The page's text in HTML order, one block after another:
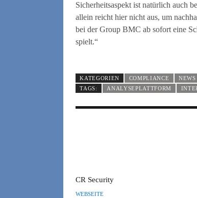
Sicherheitsaspekt ist natürlich auch
allein reicht hier nicht aus, um
bei der Group BMC ab sofort eine
spielt.“
KATEGORIEN COMPLIANCE NEWS
TAGS:
ANALYSEPLATTFORM
A
U
CR Security
WEBSEITE